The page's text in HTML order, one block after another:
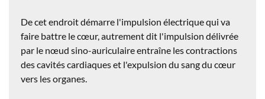
De cet endroit démarre l'impulsion électrique qui va
faire battre le cœur, autrement dit l'impulsion délivrée
par le nœud sino-auriculaire entraîne les contractions
des cavités cardiaques et l'expulsion du sang du cœur
vers les organes.